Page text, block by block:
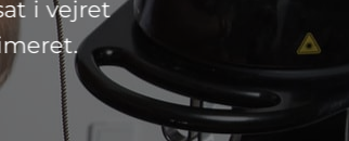
i vejret